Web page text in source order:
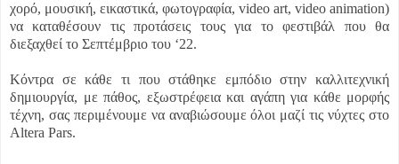
χορό, μουσική, εικαστικά, φωτογραφία, video art, video animation)
να καταθέσουν τις προτάσεις τους για το φεστιβάλ που θα
διεξαχθεί το Σεπτέμβριο του ‘22.
Κόντρα σε κάθε τι που στάθηκε εμπόδιο στην καλλιτεχνική
δημιουργία, με πάθος, εξωστρέφεια και αγάπη για κάθε μορφής
τέχνη, σας περιμένουμε να αναβιώσουμε όλοι μαζί τις νύχτες στο
Altera Pars.